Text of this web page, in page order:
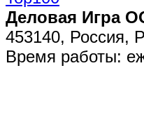
Деловая Игра
453140, Россия,
Время работы: